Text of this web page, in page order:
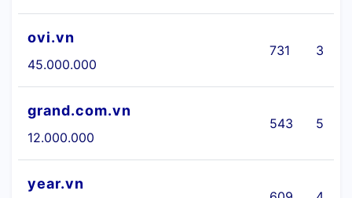
ovi.vn
45.000.000
731 3
grand.com.vn
12.000.000
543 5
year.vn